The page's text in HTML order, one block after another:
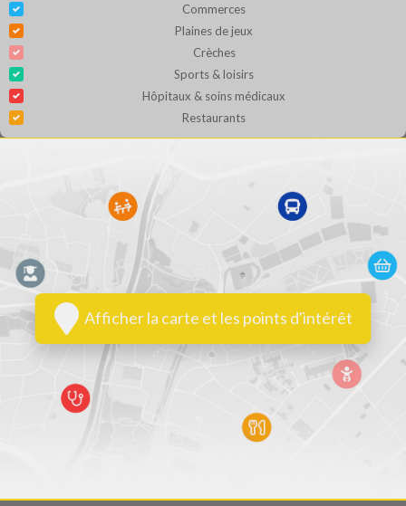
Commerces
Plaines de jeux
Crèches
Sports & loisirs
Hôpitaux & soins médicaux
Restaurants
Afficher la carte et les points d'intérêt